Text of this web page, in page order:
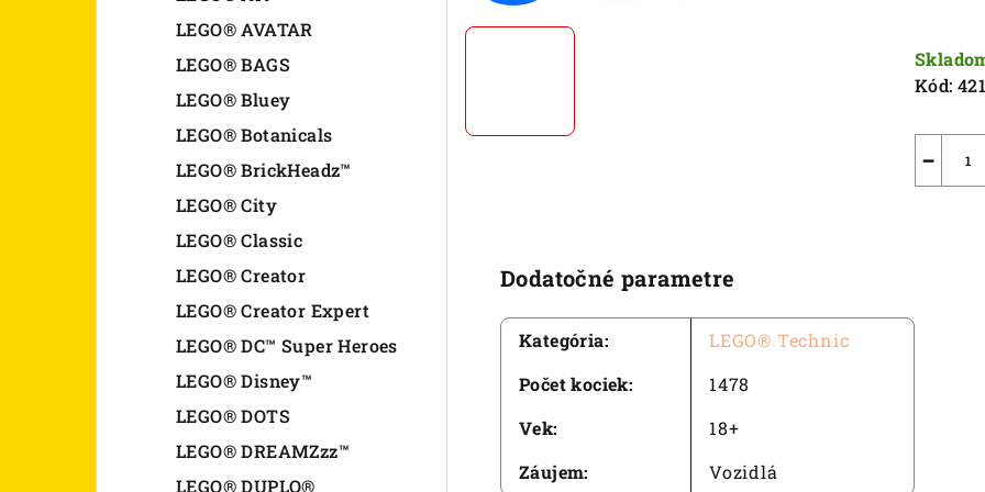
LEGO® AVATAR
LEGO® BAGS
LEGO® Bluey
LEGO® Botanicals
LEGO® BrickHeadz™
LEGO® City
LEGO® Classic
LEGO® Creator
LEGO® Creator Expert
LEGO® DC™ Super Heroes
LEGO® Disney™
LEGO® DOTS
LEGO® DREAMZzz™
LEGO® DUPLO®
cena:
Kód:
−
Dodatočné parametre
Kategória:
LEGO® Technic
Počet kociek:
1478
Vek:
18+
Záujem: Vozidlá